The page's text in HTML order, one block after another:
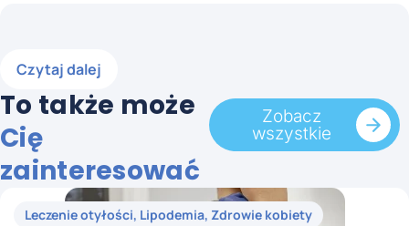
Czytaj dalej
To także może
Cię
zainteresować
Zobacz
wszystkie
Leczenie otyłości, Lipodemia, Zdrowie kobiety